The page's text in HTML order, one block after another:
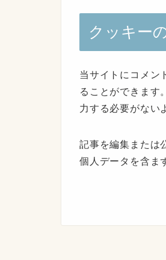
クッキー
当サイトにコメン
ることができます
力する必要がない
記事を編集または
個人データを含ま